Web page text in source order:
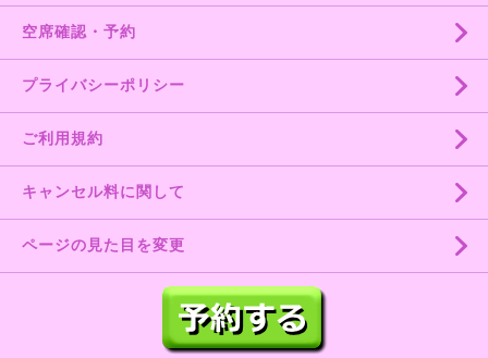
空席確認・予約
プライバシーポリシー
ご利用規約
キャンセル料に関して
ページの見た目を変更